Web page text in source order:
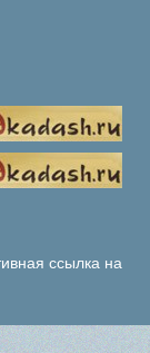
ссылка на